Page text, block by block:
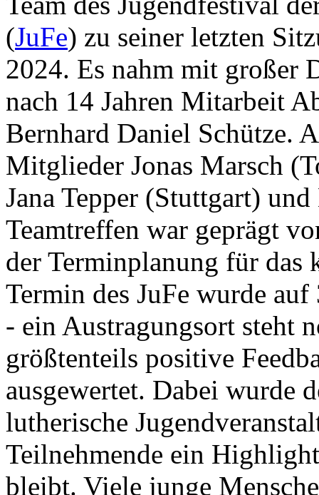
(JuFe) zu seiner letzten
2024. Es nahm mit großer
nach 14 Jahren Mitarbeit
Bernhard Daniel Schütze.
Mitglieder Jonas Marsch
Jana Tepper (Stuttgart)
Teamtreffen war geprägt
der Terminplanung für das
Termin des JuFe wurde
- ein Austragungsort steht
größtenteils positive
ausgewertet. Dabei wurde
lutherische
Teilnehmende ein
bleibt. Viele junge